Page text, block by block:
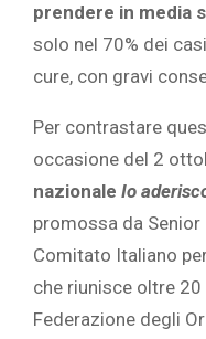
prendere in media
solo nel 70% dei
cure, con gravi
Per contrastare
occasione del 2
nazionale Io
promossa da
Comitato Italiano
che riunisce oltre
Federazione degli